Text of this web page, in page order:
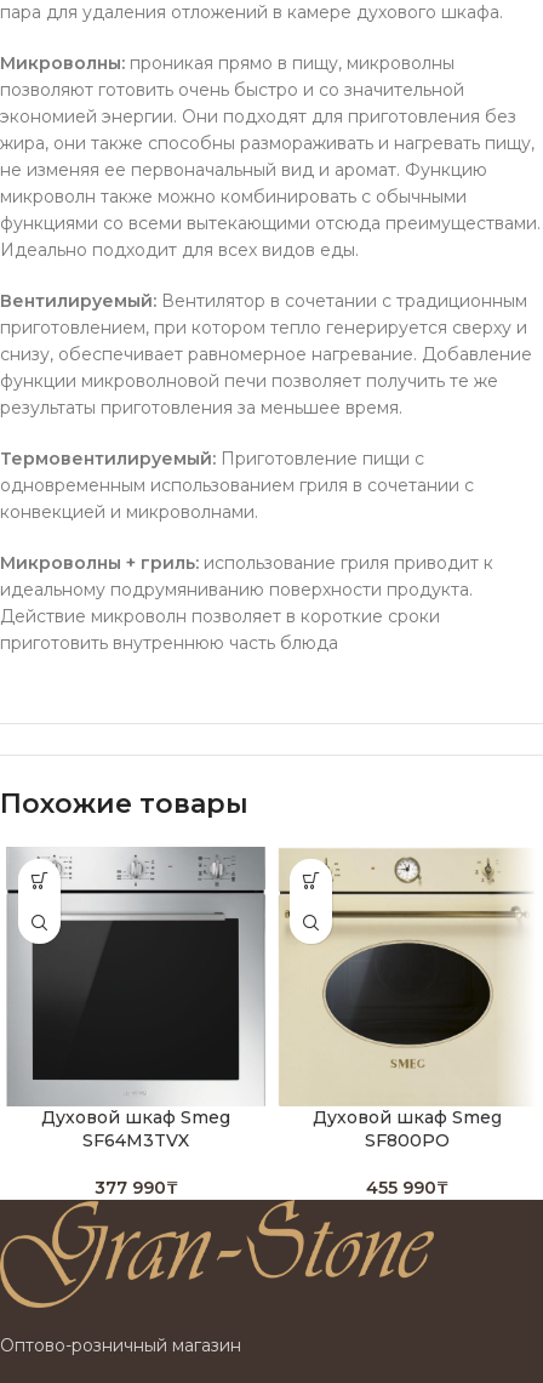
пара для удаления отложений в камере духового шкафа.
Микроволны: проникая прямо в пищу, микроволны
позволяют готовить очень быстро и со значительной
экономией энергии. Они подходят для приготовления без
жира, они также способны размораживать и нагревать пищу,
не изменяя ее первоначальный вид и аромат. Функцию
микроволн также можно комбинировать с обычными
функциями со всеми вытекающими отсюда преимуществами.
Идеально подходит для всех видов еды.
Вентилируемый: Вентилятор в сочетании с традиционным
приготовлением, при котором тепло генерируется сверху и
снизу, обеспечивает равномерное нагревание. Добавление
функции микроволновой печи позволяет получить те же
результаты приготовления за меньшее время.
Термовентилируемый: Приготовление пищи с
одновременным использованием гриля в сочетании с
конвекцией и микроволнами.
Микроволны + гриль: использование гриля приводит к
идеальному подрумяниванию поверхности продукта.
Действие микроволн позволяет в короткие сроки
приготовить внутреннюю часть блюда
Похожие товары
Духовой шкаф Smeg
SF64M3TVX
377 990₸
Духовой шкаф Smeg
SF800PO
455 990₸
Оптово-розничный магазин